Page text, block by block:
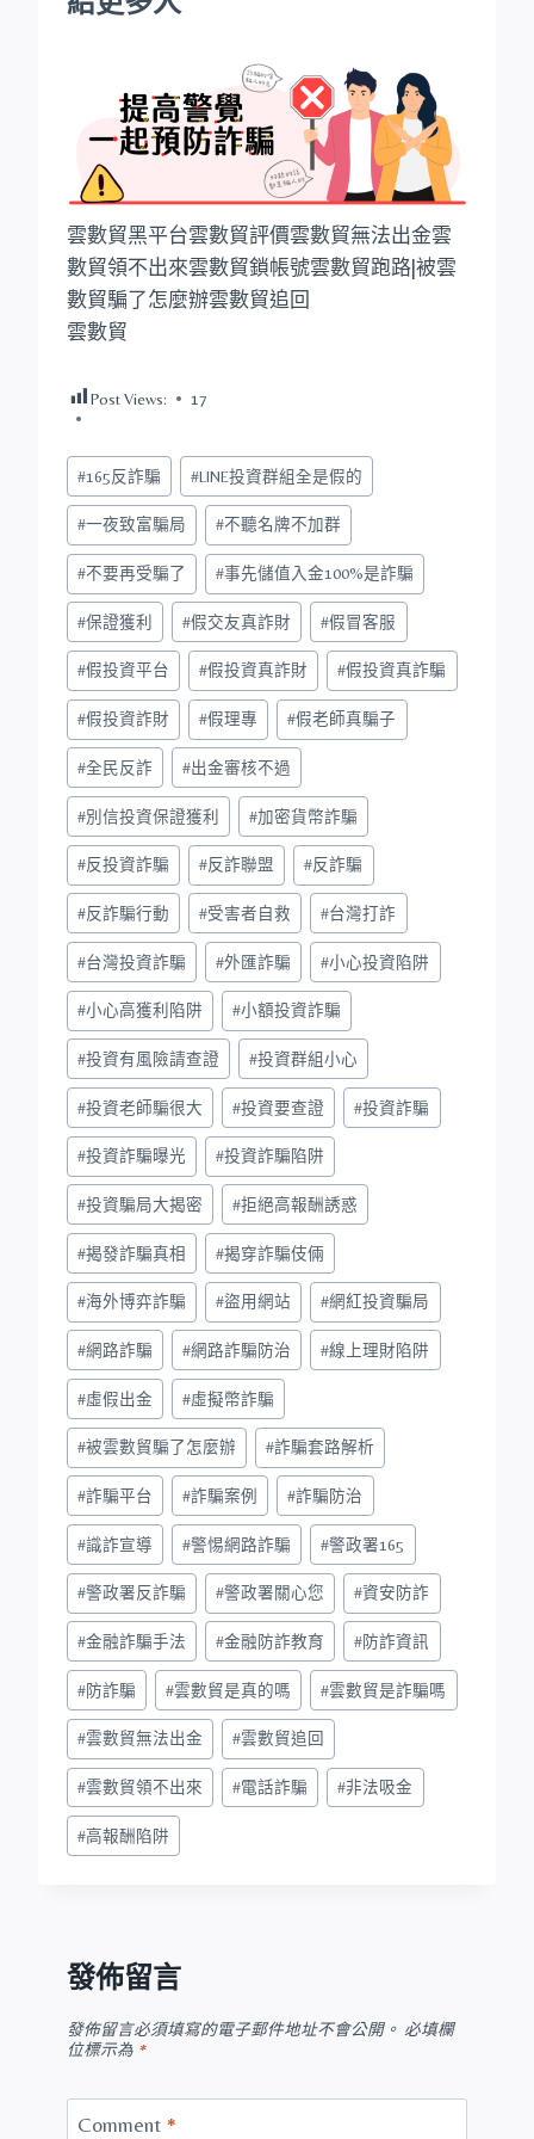
雲數貿黑平台雲數貿評價雲數貿無法出金雲
數貿領不出來雲數貿鎖帳號雲數貿跑路|被雲
數貿騙了怎麼辦雲數貿追回
雲數貿
Post Views: 17
Post
Tags:
#165反詐騙 #LINE投資群組全是假的
#一夜致富騙局 #不聽名牌不加群
#不要再受騙了 #事先儲值入金100%是詐騙
#保證獲利 #假交友真詐財 #假冒客服
#假投資平台 #假投資真詐財 #假投資真詐騙
#假投資詐財 #假理專 #假老師真騙子
#全民反詐 #出金審核不過
#別信投資保證獲利 #加密貨幣詐騙
#反投資詐騙 #反詐聯盟 #反詐騙
#反詐騙行動 #受害者自救 #台灣打詐
#台灣投資詐騙 #外匯詐騙 #小心投資陷阱
#小心高獲利陷阱 #小額投資詐騙
#投資有風險請查證 #投資群組小心
#投資老師騙很大 #投資要查證 #投資詐騙
#投資詐騙曝光 #投資詐騙陷阱
#投資騙局大揭密 #拒絕高報酬誘惑
#揭發詐騙真相 #揭穿詐騙伎倆
#海外博弈詐騙 #盜用網站 #網紅投資騙局
#網路詐騙 #網路詐騙防治 #線上理財陷阱
#虛假出金 #虛擬幣詐騙
#被雲數貿騙了怎麼辦 #詐騙套路解析
#詐騙平台 #詐騙案例 #詐騙防治
#識詐宣導 #警惕網路詐騙 #警政署165
#警政署反詐騙 #警政署關心您 #資安防詐
#金融詐騙手法 #金融防詐教育 #防詐資訊
#防詐騙 #雲數貿是真的嗎 #雲數貿是詐騙嗎
#雲數貿無法出金 #雲數貿追回
#雲數貿領不出來 #電話詐騙 #非法吸金
#高報酬陷阱
發佈留言
發佈留言必須填寫的電子郵件地址不會公開。 必填欄
位標示為 *
Comment *